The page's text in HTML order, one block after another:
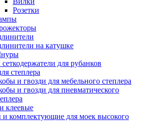
Розетки
на катушке
для рубанков
степлера
и гвозди для мебельного степлера
и гвозди для пневматического
клеевые
комплектующие для моек высокого